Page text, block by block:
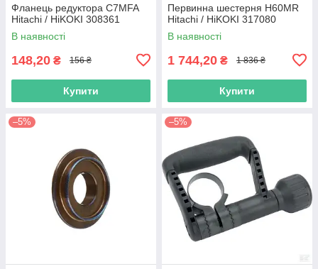
Фланець редуктора C7MFA
Hitachi / HiKOKI 308361
В наявності
148,20 ₴ 156 ₴
Купити
Первинна шестерня H60MR
Hitachi / HiKOKI 317080
В наявності
1 744,20 ₴ 1 836 ₴
Купити
–5% –5%